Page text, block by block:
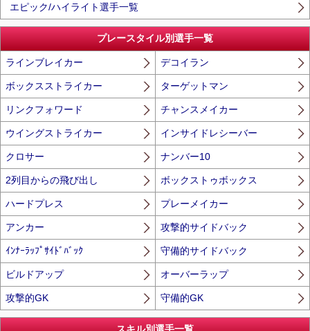
エピック/ハイライト選手一覧
プレースタイル別選手一覧
ラインブレイカー デコイラン
ボックスストライカー ターゲットマン
リンクフォワード チャンスメイカー
ウイングストライカー インサイドレシーバー
クロサー ナンバー10
2列目からの飛び出し ボックストゥボックス
ハードプレス プレーメイカー
アンカー 攻撃的サイドバック
ｲﾝﾅｰﾗｯﾌﾟｻｲﾄﾞﾊﾞｯｸ 守備的サイドバック
ビルドアップ オーバーラップ
攻撃的GK 守備的GK